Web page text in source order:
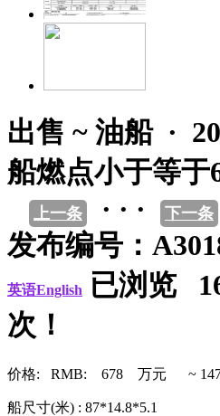
出售 ~ 油船 ·
船燃点小于等于
上一条 · · · 下一条
发布编号：
英语English
已浏览
次！
价格: RMB: 678 万元 ~
船尺寸(米) : 87*14.8*5.1